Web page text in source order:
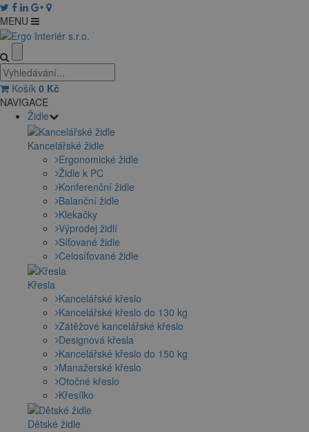
MENU
Košík 0 Kč
NAVIGACE
Židle
Kancelářské židle
Ergonomické židle
Židle k PC
Konferenční židle
Balanční židle
Klekačky
Výprodej židlí
Síťované židle
Celosíťované židle
Křesla
Kancelářské křeslo
Kancelářské křeslo do 130 kg
Zátěžové kancelářské křeslo
Designová křesla
Kancelářské křeslo do 150 kg
Manažerské křeslo
Otočné křeslo
Křesílko
Dětské židle